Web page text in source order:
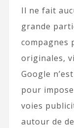
Il ne fait
grande
compagnes
originales,
Google
pour
voies
autour de